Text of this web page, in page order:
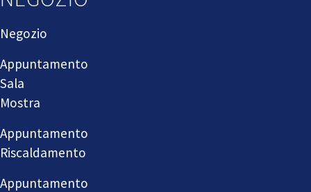
Negozio
Appuntamento
Sala
Mostra
Appuntamento
Riscaldamento
Appuntamento